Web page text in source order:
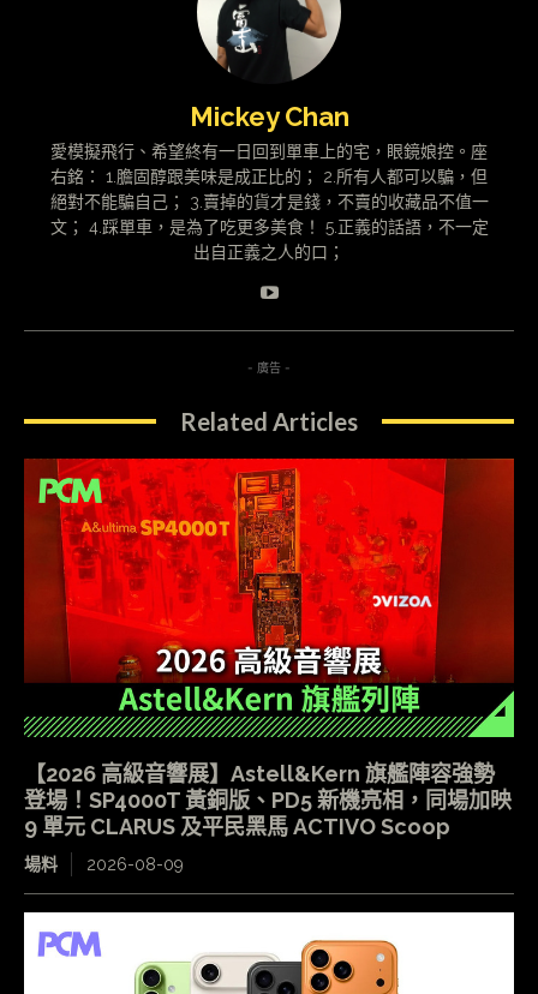
Mickey Chan
愛模擬飛行、希望終有一日回到單車上的宅，眼鏡娘控。座
右銘： 1.膽固醇跟美味是成正比的； 2.所有人都可以騙，但
絕對不能騙自己； 3.賣掉的貨才是錢，不賣的收藏品不值一
文； 4.踩單車，是為了吃更多美食！ 5.正義的話語，不一定
出自正義之人的口；
- 廣告 -
Related Articles
【2026 高級音響展】Astell&Kern 旗艦陣容強勢
登場！SP4000T 黃銅版、PD5 新機亮相，同場加映
9 單元 CLARUS 及平民黑馬 ACTIVO Scoop
場料 2026-08-09